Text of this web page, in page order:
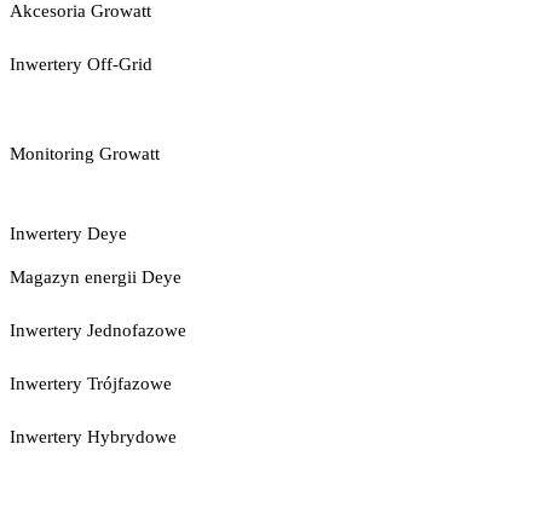
Akcesoria Growatt
Inwertery Off-Grid
Monitoring Growatt
Inwertery Deye
Magazyn energii Deye
Inwertery Jednofazowe
Inwertery Trójfazowe
Inwertery Hybrydowe